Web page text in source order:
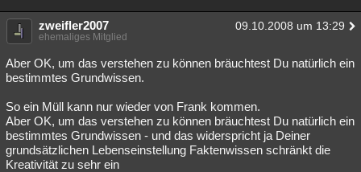
zweifler2007 09.10.2008 um 13:29
ehemaliges Mitglied
Aber OK, um das verstehen zu können bräuchtest Du natürlich ein
bestimmtes Grundwissen.
So ein Müll kann nur wieder von Frank kommen.
Aber OK, um das verstehen zu können bräuchtest Du natürlich ein
bestimmtes Grundwissen - und das widerspricht ja Deiner
grundsätzlichen Lebenseinstellung Faktenwissen schränkt die
Kreativität zu sehr ein